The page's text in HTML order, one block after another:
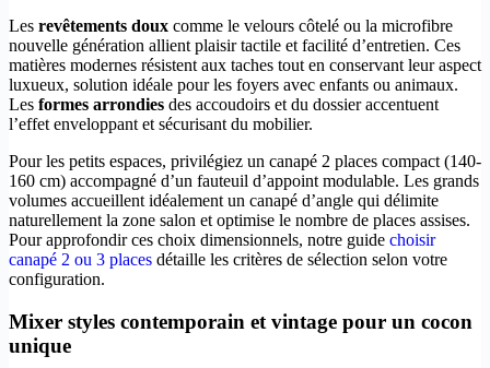
Les revêtements doux comme le velours côtelé ou la microfibre
nouvelle génération allient plaisir tactile et facilité d’entretien. Ces
matières modernes résistent aux taches tout en conservant leur aspect
luxueux, solution idéale pour les foyers avec enfants ou animaux.
Les formes arrondies des accoudoirs et du dossier accentuent
l’effet enveloppant et sécurisant du mobilier.
Pour les petits espaces, privilégiez un canapé 2 places compact (140-
160 cm) accompagné d’un fauteuil d’appoint modulable. Les grands
volumes accueillent idéalement un canapé d’angle qui délimite
naturellement la zone salon et optimise le nombre de places assises.
Pour approfondir ces choix dimensionnels, notre guide choisir
canapé 2 ou 3 places détaille les critères de sélection selon votre
configuration.
Mixer styles contemporain et vintage pour un cocon
unique